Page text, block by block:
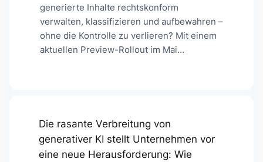
generierte Inhalte rechtskonform
verwalten, klassifizieren und aufbewahren –
ohne die Kontrolle zu verlieren? Mit einem
aktuellen Preview-Rollout im Mai…
Die rasante Verbreitung von
generativer KI stellt Unternehmen vor
eine neue Herausforderung: Wie